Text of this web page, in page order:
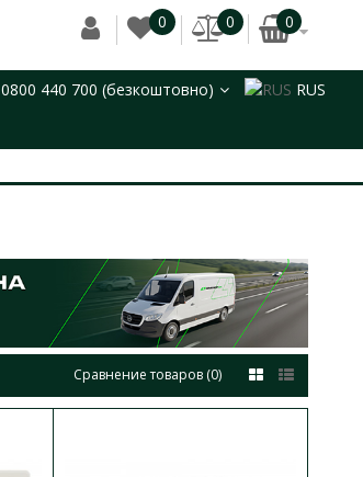
0 0 0
0800 440 700 (безкоштовно) RUS
Сравнение товаров (0)